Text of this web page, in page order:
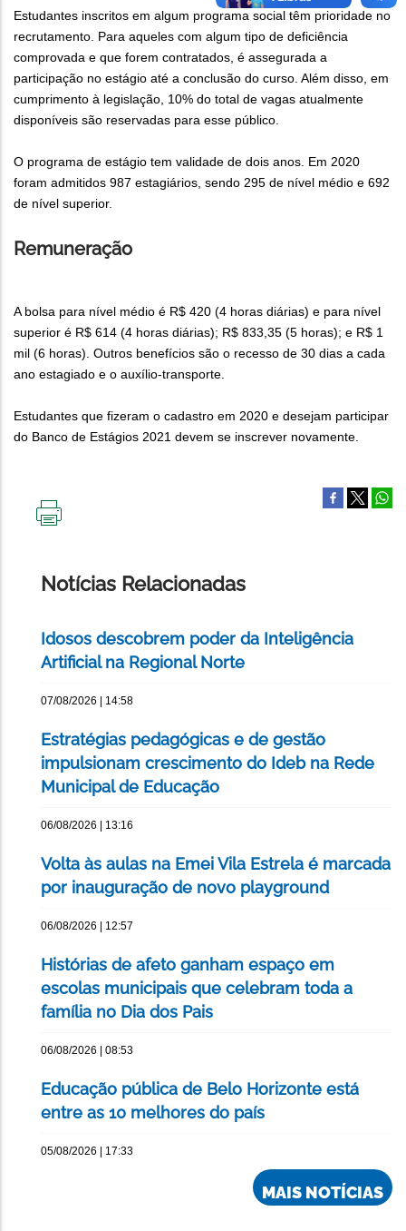
Estudantes inscritos em algum programa social têm prioridade no
recrutamento. Para aqueles com algum tipo de deficiência
comprovada e que forem contratados, é assegurada a
participação no estágio até a conclusão do curso. Além disso, em
cumprimento à legislação, 10% do total de vagas atualmente
disponíveis são reservadas para esse público.
O programa de estágio tem validade de dois anos. Em 2020
foram admitidos 987 estagiários, sendo 295 de nível médio e 692
de nível superior.
Remuneração
A bolsa para nível médio é R$ 420 (4 horas diárias) e para nível
superior é R$ 614 (4 horas diárias); R$ 833,35 (5 horas); e R$ 1
mil (6 horas). Outros benefícios são o recesso de 30 dias a cada
ano estagiado e o auxílio-transporte.
Estudantes que fizeram o cadastro em 2020 e desejam participar
do Banco de Estágios 2021 devem se inscrever novamente.
Notícias Relacionadas
Idosos descobrem poder da Inteligência
Artificial na Regional Norte
07/08/2026 | 14:58
Estratégias pedagógicas e de gestão
impulsionam crescimento do Ideb na Rede
Municipal de Educação
06/08/2026 | 13:16
Volta às aulas na Emei Vila Estrela é marcada
por inauguração de novo playground
06/08/2026 | 12:57
Histórias de afeto ganham espaço em
escolas municipais que celebram toda a
família no Dia dos Pais
06/08/2026 | 08:53
Educação pública de Belo Horizonte está
entre as 10 melhores do país
05/08/2026 | 17:33
MAIS NOTÍCIAS